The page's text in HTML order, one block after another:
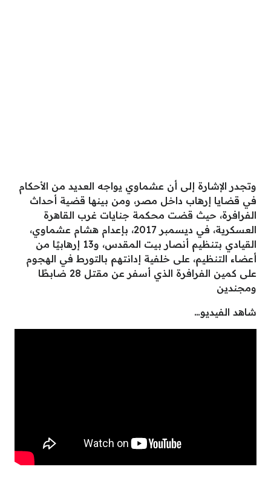
وتجدر الإشارة إلى أن عشماوي يواجه العديد من الأحكام
في قضايا إرهاب داخل مصر، ومن بينها قضية أحداث
الفرافرة، حيث قضت محكمة جنايات غرب القاهرة
العسكرية، في ديسمبر 2017، بإعدام هشام عشماوي،
القيادي بتنظيم أنصار بيت المقدس، و13 إرهابيًا من
أعضاء التنظيم، على خلفية إدانتهم بالتورط في الهجوم
على كمين الفرافرة الذي أسفر عن مقتل 28 ضابطًا
ومجندين
شاهد الفيديو…